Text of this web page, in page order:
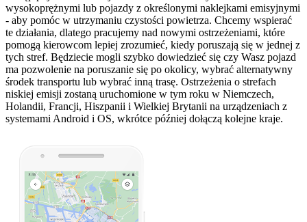
wysokoprężnymi lub pojazdy z określonymi naklejkami emisyjnymi
- aby pomóc w utrzymaniu czystości powietrza. Chcemy wspierać
te działania, dlatego pracujemy nad nowymi ostrzeżeniami, które
pomogą kierowcom lepiej zrozumieć, kiedy poruszają się w jednej z
tych stref. Będziecie mogli szybko dowiedzieć się czy Wasz pojazd
ma pozwolenie na poruszanie się po okolicy, wybrać alternatywny
środek transportu lub wybrać inną trasę. Ostrzeżenia o strefach
niskiej emisji zostaną uruchomione w tym roku w Niemczech,
Holandii, Francji, Hiszpanii i Wielkiej Brytanii na urządzeniach z
systemami Android i OS, wkrótce później dołączą kolejne kraje.